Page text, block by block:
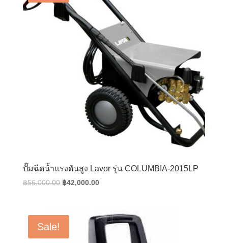
ปั๊มฉีดน้ำแรงดันสูง Lavor รุ่น COLUMBIA-2015LP
฿56,000.00 Original
฿56,000.00.
฿42,000.00Current
฿42,000.00.
Sale!